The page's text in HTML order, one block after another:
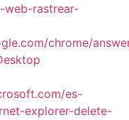
web-rastrear-
chrome/
es-
explorer-delete-